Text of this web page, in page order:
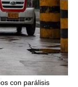
con parálisis